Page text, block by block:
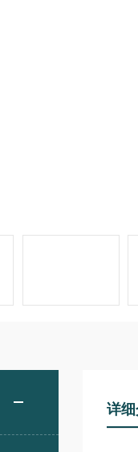
详